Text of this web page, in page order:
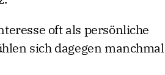
oft als persönliche
sich dagegen manchmal